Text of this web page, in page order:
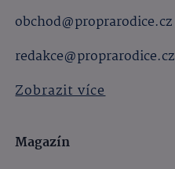
obchod@proprarodice.cz
redakce@proprarodice.cz
Zobrazit více
Magazín